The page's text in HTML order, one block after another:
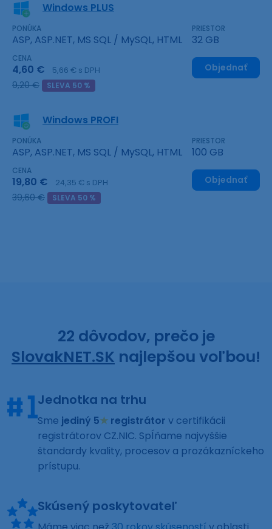
Windows PLUS
PONÚKA
ASP, ASP.NET, MS SQL / MySQL, HTML
PRIESTOR
32 GB
CENA
4,60 € 5,66 € s DPH
9,20 € SLEVA 50 %
Objednať
Windows PROFI
PONÚKA
ASP, ASP.NET, MS SQL / MySQL, HTML
PRIESTOR
100 GB
CENA
19,80 € 24,35 € s DPH
39,60 € SLEVA 50 %
Objednať
22 dôvodov, prečo je
SlovakNET.SK najlepšou voľbou!
Jednotka na trhu
Sme jediný 5★ registrátor v certifikácii
registrátorov CZ.NIC. Spĺňame najvyššie
štandardy kvality, procesov a prozákazníckeho
prístupu.
Skúsený poskytovateľ